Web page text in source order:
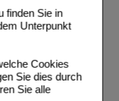
finden Sie in
Unterpunkt
Cookies
Sie dies durch
Sie alle